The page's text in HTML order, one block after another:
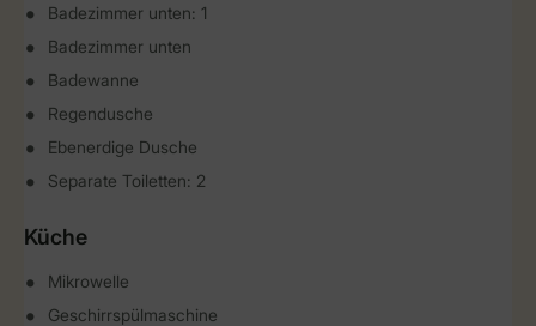
Badezimmer unten: 1
Badezimmer unten
Badewanne
Regendusche
Ebenerdige Dusche
Separate Toiletten: 2
Küche
Mikrowelle
Geschirrspülmaschine